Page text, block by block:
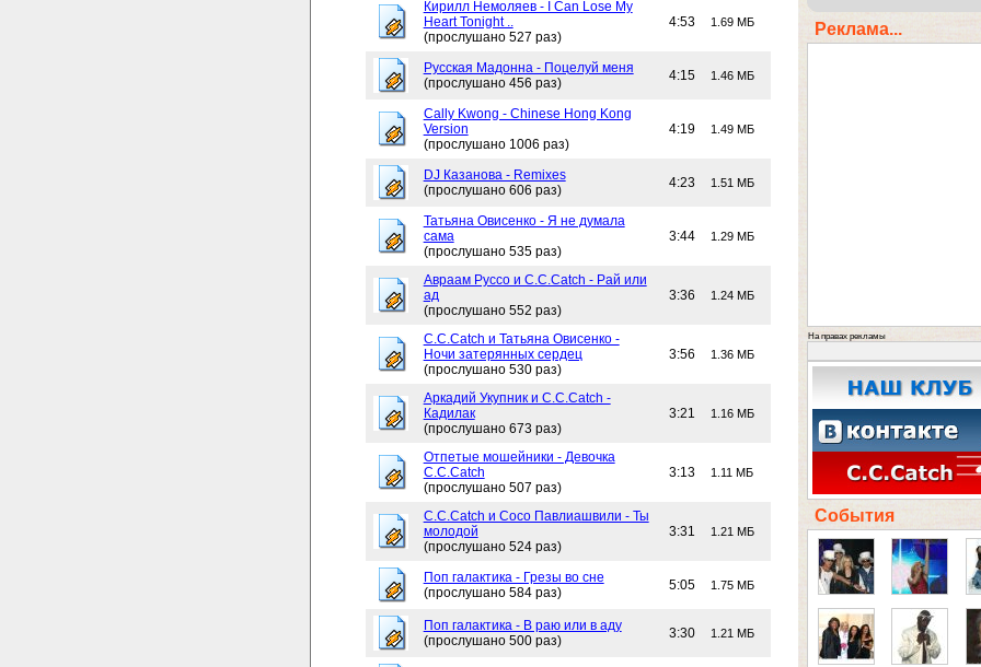
Кирилл Немоляев - I Can Lose My
Heart Tonight ..
(прослушано 527 раз)
4:53 1.69 МБ
Русская Мадонна - Поцелуй меня
(прослушано 456 раз)
4:15 1.46 МБ
Cally Kwong - Chinese Hong Kong
Version
(прослушано 1006 раз)
4:19 1.49 МБ
DJ Казанова - Remixes
(прослушано 606 раз)
4:23 1.51 МБ
Татьяна Овисенко - Я не думала
сама
(прослушано 535 раз)
3:44 1.29 МБ
Авраам Руссо и C.C.Catch - Рай или
ад
(прослушано 552 раз)
3:36 1.24 МБ
C.C.Catch и Татьяна Овисенко -
Ночи затерянных сердец
(прослушано 530 раз)
3:56 1.36 МБ
Аркадий Укупник и C.C.Catch -
Кадилак
(прослушано 673 раз)
3:21 1.16 МБ
Отпетые мошейники - Девочка
C.C.Catch
(прослушано 507 раз)
3:13 1.11 МБ
C.C.Catch и Сосо Павлиашвили - Ты
молодой
(прослушано 524 раз)
3:31 1.21 МБ
Поп галактика - Грезы во сне
(прослушано 584 раз)
5:05 1.75 МБ
Поп галактика - В раю или в аду
(прослушано 500 раз)
3:30 1.21 МБ
Реклама...
На правах рекламы
События